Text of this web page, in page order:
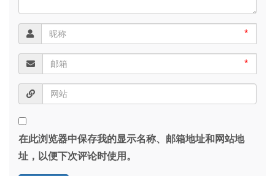
*
*
在此浏览器中保存我的显示名称、邮箱地址和网站地
址，以便下次评论时使用。